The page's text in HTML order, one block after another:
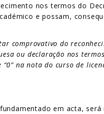
nos termos do
e possam,
comprovativo do
ou declaração nos
na nota do curso de
em acta,